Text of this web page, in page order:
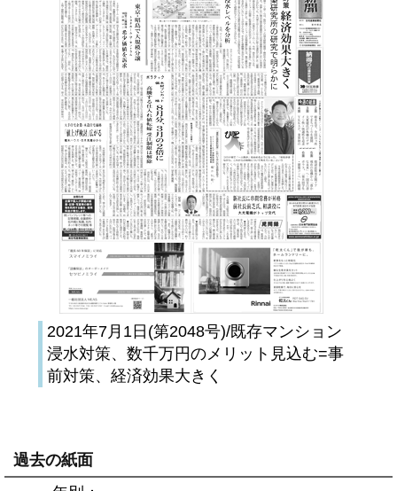
2021年7月1日(第2048号)/既存マンション
浸水対策、数千万円のメリット見込む=事
前対策、経済効果大きく
過去の紙面